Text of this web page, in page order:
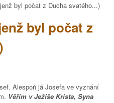
byl počat z Ducha svatého...)
byl počat z
Alespoň já Josefa ve vyznání
Věřím v Ježíše Krista, Syna